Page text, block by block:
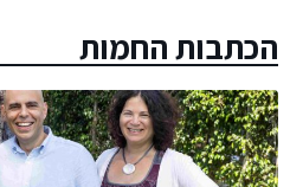
הכתבות החמות